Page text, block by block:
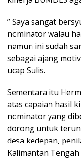
” Saya sangat
nominator walau
namun ini sudah
sebagai ajang
ucap Sulis.
Sementara itu
atas capaian hasil
nominator yang
dorong untuk
desa kedepan,
Kalimantan